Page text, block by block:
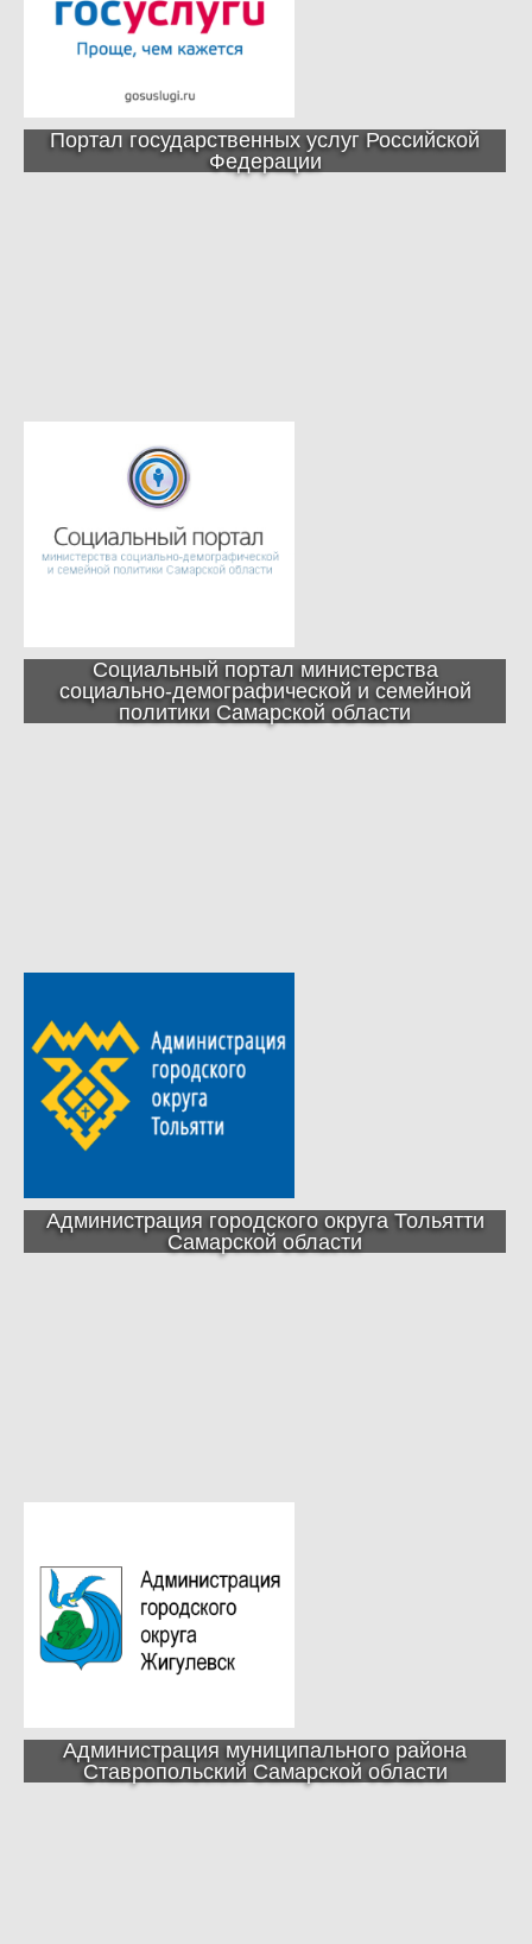
Портал государственных услуг Российской
Федерации
Социальный портал министерства
социально-демографической и семейной
политики Самарской области
Администрация городского округа Тольятти
Самарской области
Администрация муниципального района
Ставропольский Самарской области